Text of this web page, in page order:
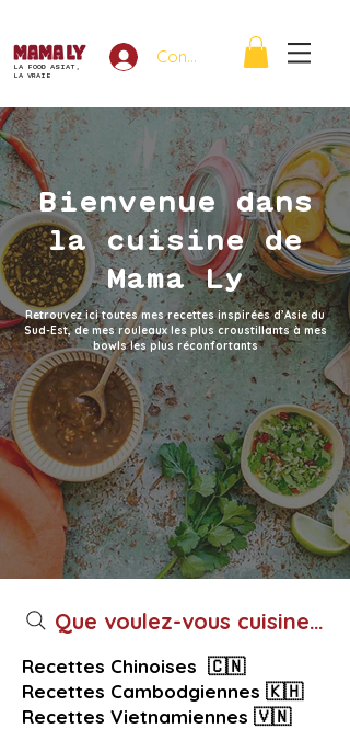
LA FOOD ASIAT,
LA VRAIE
Connexion
Bienvenue dans
la cuisine de
Mama Ly
Retrouvez ici toutes mes recettes inspirées d’Asie du
Sud-Est, de mes rouleaux les plus croustillants à mes
bowls les plus réconfortants
Que voulez-vous cuisiner
Recettes Chinoises 🇨🇳
Recettes Cambodgiennes 🇰🇭
Recettes Vietnamiennes 🇻🇳